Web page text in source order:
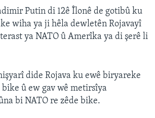
Putin di 12ê Îlonê de gotibû ku
wiha ya ji hêla dewletên Rojavayî
ya NATO û Amerîka ya di şerê li
dide Rojava ku ewê biryareke
û ew gav wê metirsîya
bi NATO re zêde bike.